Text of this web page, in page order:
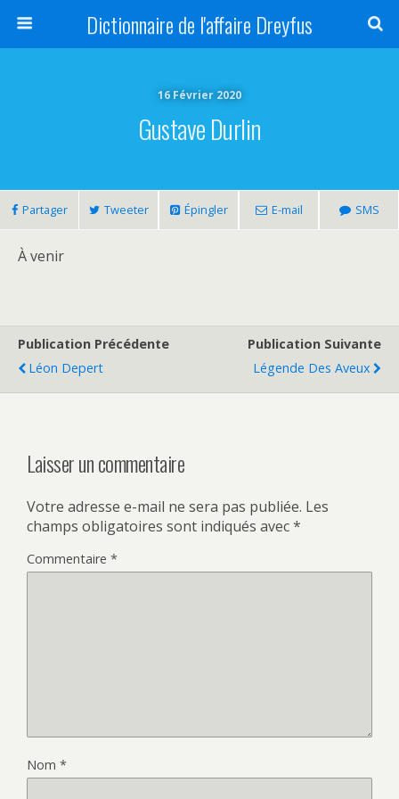
Dictionnaire de l'affaire Dreyfus
16 Février 2020
Gustave Durlin
Partager Tweeter Épingler E-mail SMS
À venir
Publication Précédente
Léon Depert
Publication Suivante
Légende Des Aveux
Laisser un commentaire
Votre adresse e-mail ne sera pas publiée. Les
champs obligatoires sont indiqués avec*
Commentaire *
Nom *